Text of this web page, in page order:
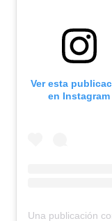
Ver esta
en Instagram